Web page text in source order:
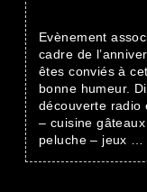
Evènement
cadre de
êtes conviés à
bonne humeur.
découverte radio
– cuisine
peluche – jeux